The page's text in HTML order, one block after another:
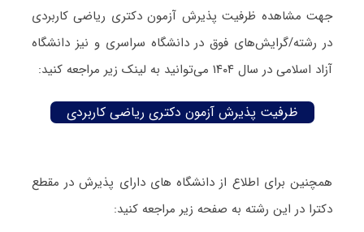
جهت مشاهده ظرفیت پذیرش آزمون دکتری ریاضی کاربردی
در رشته/گرایش‌های فوق در دانشگاه سراسری و نیز دانشگاه
آزاد اسلامی در سال ۱۴۰۴ می‌توانید به لینک زیر مراجعه کنید:
ظرفیت پذیرش آزمون دکتری ریاضی کاربردی
همچنین برای اطلاع از دانشگاه های دارای پذیرش در مقطع
دکترا در این رشته به صفحه زیر مراجعه کنید: